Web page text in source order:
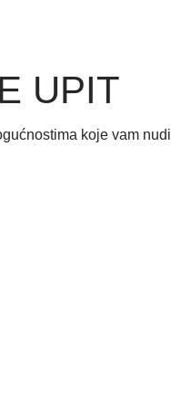
UPIT
koje vam